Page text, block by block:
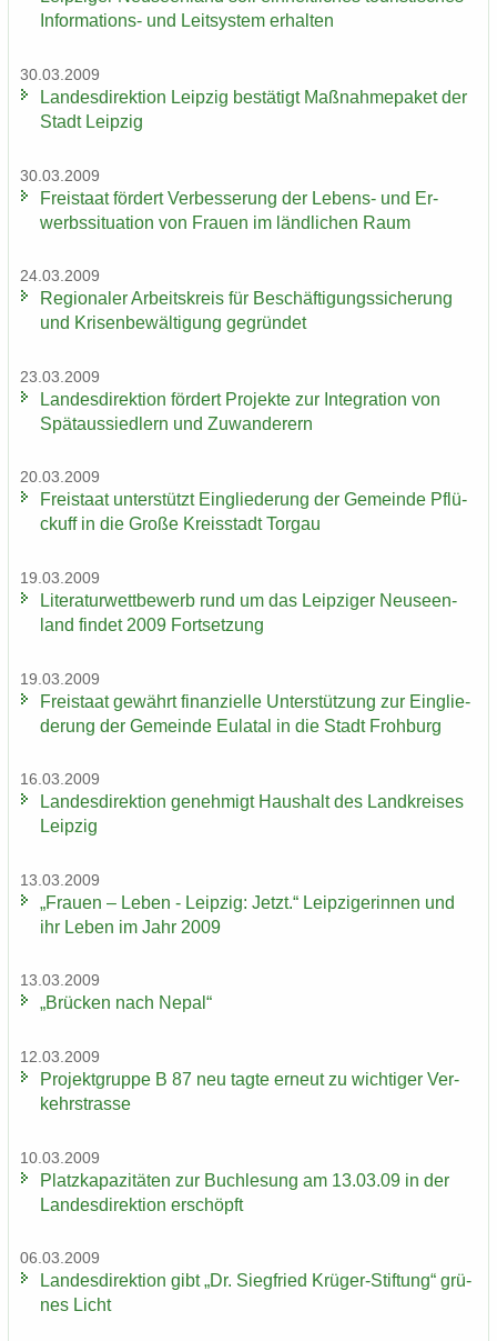
Informations-​ und Leit­sys­tem er­hal­ten
30.03.2009
Lan­des­di­rek­ti­on Leip­zig be­stä­tigt Maß­nah­me­pa­ket der
Stadt Leip­zig
30.03.2009
Frei­staat för­dert Ver­bes­se­rung der Lebens-​ und Er­
werbs­si­tua­ti­on von Frau­en im länd­li­chen Raum
24.03.2009
Re­gio­na­ler Ar­beits­kreis für Be­schäf­ti­gungs­si­che­rung
und Kri­sen­be­wäl­ti­gung ge­grün­det
23.03.2009
Lan­des­di­rek­ti­on för­dert Pro­jek­te zur In­te­gra­ti­on von
Spät­aus­sied­lern und Zu­wan­de­rern
20.03.2009
Frei­staat un­ter­stützt Ein­glie­de­rung der Ge­mein­de Pflü­
ckuff in die Große Kreis­stadt Tor­gau
19.03.2009
Li­te­ra­tur­wett­be­werb rund um das Leip­zi­ger Neu­seen­
land fin­det 2009 Fort­set­zung
19.03.2009
Frei­staat ge­währt fi­nan­zi­el­le Un­ter­stüt­zung zur Ein­glie­
de­rung der Ge­mein­de Eu­la­tal in die Stadt Froh­burg
16.03.2009
Lan­des­di­rek­ti­on ge­neh­migt Haus­halt des Land­krei­ses
Leip­zig
13.03.2009
„Frau­en – Leben - Leip­zig: Jetzt.“ Leip­zi­ge­rin­nen und
ihr Leben im Jahr 2009
13.03.2009
„Brü­cken nach Nepal“
12.03.2009
Pro­jekt­grup­pe B 87 neu tagte er­neut zu wich­ti­ger Ver­
kehrs­tras­se
10.03.2009
Platz­ka­pa­zi­tä­ten zur Buch­le­sung am 13.03.09 in der
Lan­des­di­rek­ti­on er­schöpft
06.03.2009
Lan­des­di­rek­ti­on gibt „Dr. Sieg­fried Krüger-​Stiftung“ grü­
nes Licht